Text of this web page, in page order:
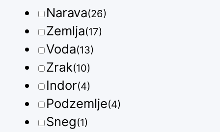
Narava(26)
Zemlja(17)
Voda(13)
Zrak(10)
Indor(4)
Podzemlje(4)
Sneg(1)